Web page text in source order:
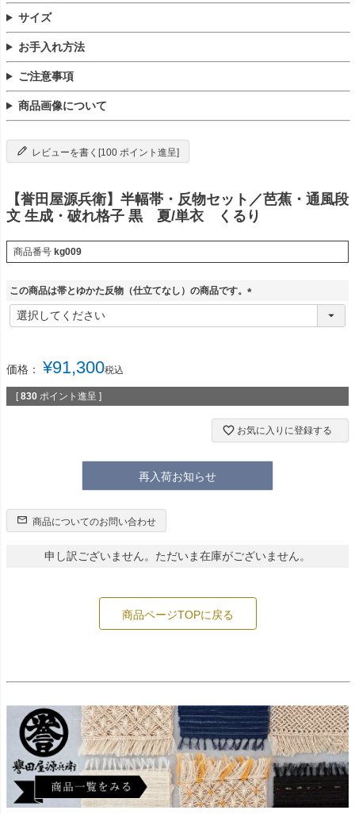
サイズ
お手入れ方法
ご注意事項
商品画像について
レビューを書く[100 ポイント進呈]
【誉田屋源兵衛】半幅帯・反物セット／芭蕉・通風段
文 生成・破れ格子 黒 夏/単衣 くるり
商品番号 kg009
この商品は帯とゆかた反物（仕立てなし）の商品です。
(
価格： ¥91,300税込
[ 830 ポイント進呈 ]
お気に入りに登録する
再入荷お知らせ
商品についてのお問い合わせ
申し訳ございません。ただいま在庫がございません。
商品ページTOPに戻る